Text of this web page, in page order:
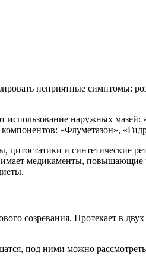
неприятные симптомы:
использование наружных
«Флуметазон»,
цитостатики и синтетические
медикаменты, повышающие
созревания. Протекает в
под ними можно